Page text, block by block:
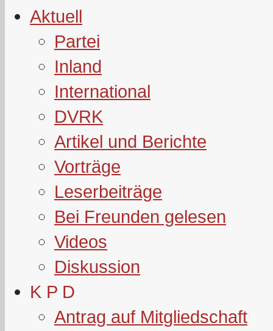
Aktuell
Partei
Inland
International
DVRK
Artikel und Berichte
Vorträge
Leserbeiträge
Bei Freunden gelesen
Videos
Diskussion
K P D
Antrag auf Mitgliedschaft